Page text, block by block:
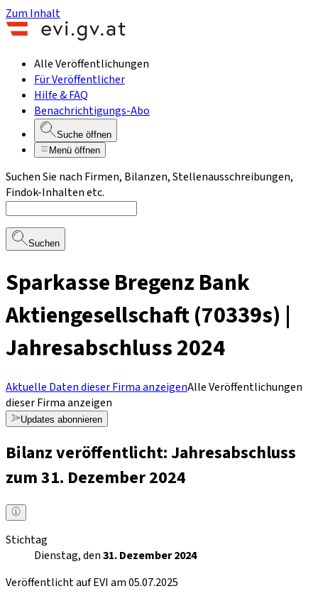
Zum Inhalt
Alle Veröffentlichungen
Für Veröffentlicher
Hilfe & FAQ
Benachrichtigungs-Abo
Suche öffnen
Menü öffnen
Suchen Sie nach Firmen, Bilanzen, Stellenausschreibungen,
Findok-Inhalten etc.
Suchen
Sparkasse Bregenz Bank
Aktiengesellschaft (70339s) |
Jahresabschluss 2024
Aktuelle Daten dieser Firma anzeigenAlle Veröffentlichungen
dieser Firma anzeigen
Updates abonnieren
Bilanz veröffentlicht: Jahresabschluss
zum 31. Dezember 2024
Stichtag
Dienstag, den31. Dezember 2024
Veröffentlicht auf EVI am 05.07.2025